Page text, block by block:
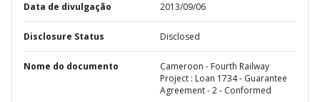
Data de divulgação 2013/09/06
Disclosure Status Disclosed
Nome do documento
Cameroon - Fourth Railway
Project : Loan 1734 - Guarantee
Agreement - 2 - Conformed